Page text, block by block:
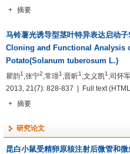
+
摘要
马铃薯光诱导型茎叶特异表达启动
Cloning and Functional Analysis
Potato(Solanum tuberosum L.)
瞿韵1 ,张宁2,常璟1 ,晋昕1 ,文义凯1 ,司怀
2013, 21(7): 828-837 | Full text
+
摘要
研究论文
昆白小鼠受精卵原核注射后微管和